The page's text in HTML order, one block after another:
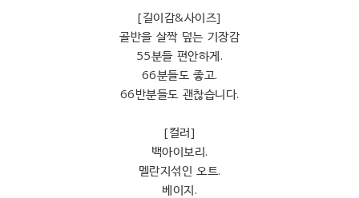
[길이감&사이즈]
골반을 살짝 덮는 기장감
55분들 편안하게.
66분들도 좋고.
66반분들도 괜찮습니다.
[컬러]
백아이보리.
멜란지섞인 오트.
베이지.